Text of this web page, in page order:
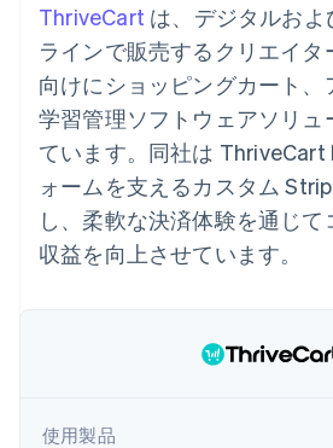
決済成功率の
Link
スピーディー
な決済
Data
Pipeline
データの同
期
その他
Product roadmap
今後の予定を確認
不正防止
スタートアップの企業設立
カーボンリムーバル
クリエイターエコ
ゲーム
ホスピタリティ、旅
レジャー
メディアおよびエン
テインメント
非営利団体
プロフェッショナル
ビス
パブリックセクター
小売業
エコシステム
リソース
アプリへの導入
コードサンプル
開発者のブログ
API ステータス
お問い合わせ
営業にお問い合わせ
パートナーになる
ThriveCart は、デジタルお
ラインで販売するクリエイタ
向けにショッピングカート、
学習管理ソフトウェアソリュ
ています。同社は ThriveCart
ォームを支えるカスタム
し、柔軟な決済体験を通じて
収益を向上させています。
使用製品